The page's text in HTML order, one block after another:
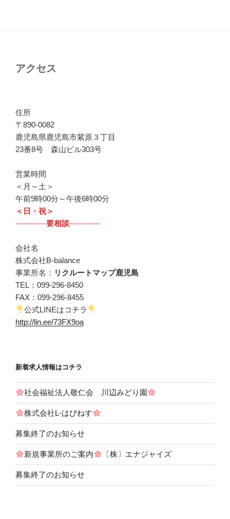
アクセス
住所
〒890-0082
鹿児島県鹿児島市紫原３丁目
23番8号 森山ビル303号
営業時間
＜月～土＞
午前9時00分～午後6時00分
＜日・祝＞
------------要相談------------
会社名
株式会社B-balance
事業所名： リクルートマップ鹿児島
TEL：099-296-8450
FAX：099-296-8455
公式LINEはコチラ
http://lin.ee/73FX9oa
新着求人情報はコチラ
社会福祉法人敬仁会 川辺みどり園
株式会社L-はぴねす
募集終了のお知らせ
新規事業所のご案内 〔株〕エナジャイズ
募集終了のお知らせ